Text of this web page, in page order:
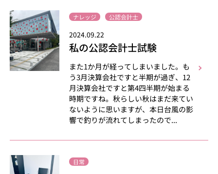
ナレッジ 公認会計士
2024.09.22
私の公認会計士試験
また1か月が経ってしまいました。も
う3月決算会社ですと半期が過ぎ、12
月決算会社ですと第4四半期が始まる
時期ですね。秋らしい秋はまだ来てい
ないように思いますが、本日台風の影
響で釣りが流れてしまったので...
日常